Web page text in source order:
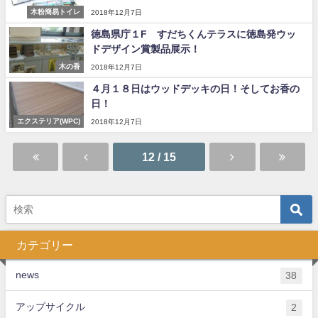
木粉簡易トイレ 2018年12月7日
木の香
徳島県庁１F すだちくんテラスに徳島発ウッ
ドデザイン賞製品展示！
2018年12月7日
エクステリア(WPC)
４月１８日はウッドデッキの日！そしてお香の
日！
2018年12月7日
12 / 15
カテゴリー
news 38
アップサイクル 2